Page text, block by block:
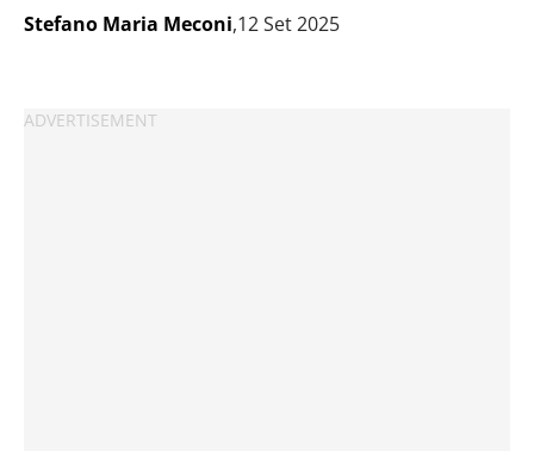
Stefano Maria Meconi,12 Set 2025